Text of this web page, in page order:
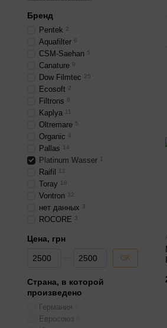
Бренд
Pentek 2
Aquafilter 6
CSM-Saehan 5
Canature 9
Dow Filmtec 25
Ecosoft 2
Filtrons 8
Kaplya 11
Oltremare 5
Organic 4
Pallas 14
Platinum Wasser 1
Raifil 12
Toray 18
Vontron 32
нет данных 3
ROCORE 3
Цена, грн
От Цена, грн
До Цена, грн OK
Страна, в которой
произведено
Германия
Евросоюз